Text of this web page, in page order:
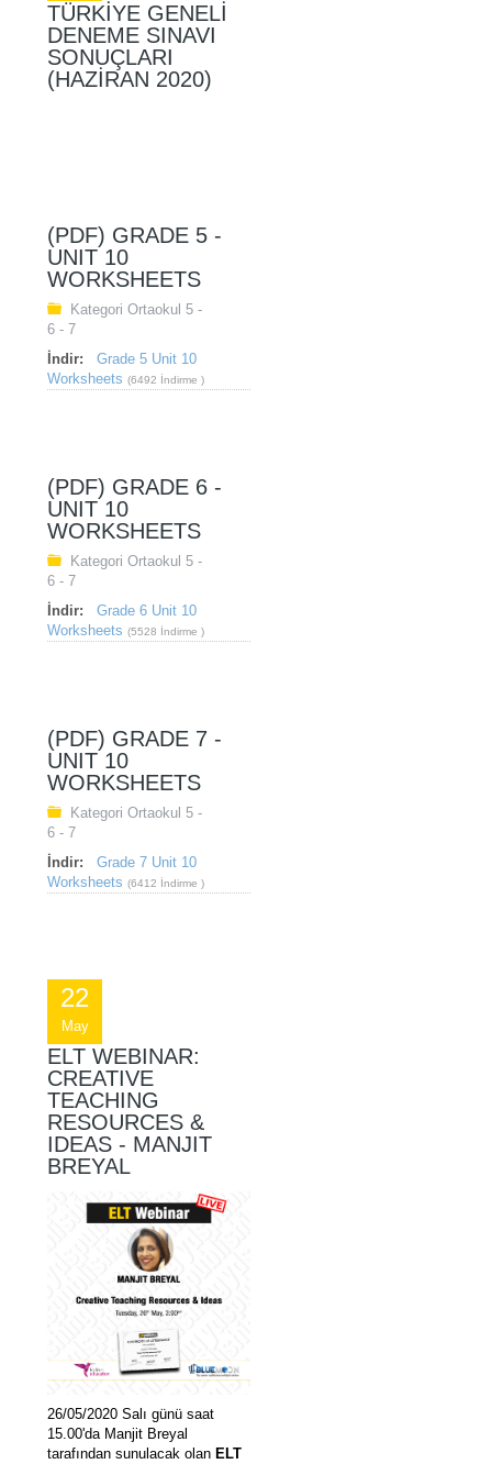
TÜRKIYE GENELI
DENEME SINAVI
SONUÇLARI
(HAZIRAN 2020)
(PDF) GRADE 5 -
UNIT 10
WORKSHEETS
Kategori Ortaokul 5 -
6 - 7
İndir:
Grade 5 Unit 10
Worksheets (6492 İndirme )
(PDF) GRADE 6 -
UNIT 10
WORKSHEETS
Kategori Ortaokul 5 -
6 - 7
İndir:
Grade 6 Unit 10
Worksheets (5528 İndirme )
(PDF) GRADE 7 -
UNIT 10
WORKSHEETS
Kategori Ortaokul 5 -
6 - 7
İndir:
Grade 7 Unit 10
Worksheets (6412 İndirme )
22
May
ELT WEBINAR:
CREATIVE
TEACHING
RESOURCES &
IDEAS - MANJIT
BREYAL
26/05/2020 Salı günü saat
15.00'da Manjit Breyal
tarafından sunulacak olan ELT